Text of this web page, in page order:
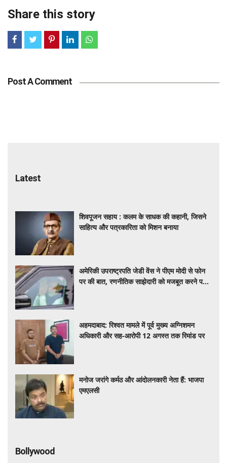
Share this story
Post A Comment
Latest
शिवपूजन सहाय : कलम के साधक की कहानी, जिसने
साहित्य और पत्रकारिता को मिशन बनाया
अमेरिकी उपराष्ट्रपति जेडी वेंस ने पीएम मोदी से फोन
पर की बात, रणनीतिक साझेदारी को मजबूत करने पर
अहमदाबाद: रिश्वत मामले में पूर्व मुख्य अग्निशमन
अधिकारी और सह-आरोपी 12 अगस्त तक रिमांड पर
मनोज जरांगे कर्मठ और आंदोलनकारी नेता हैं: भाजपा
एमएलसी
Bollywood